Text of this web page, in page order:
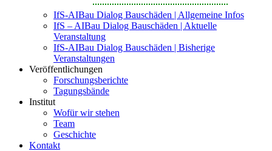
IfS-AIBau Dialog Bauschäden | Allgemeine Infos
IfS – AIBau Dialog Bauschäden | Aktuelle
Veranstaltung
IfS-AIBau Dialog Bauschäden | Bisherige
Veranstaltungen
Veröffentlichungen
Forschungsberichte
Tagungsbände
Institut
Wofür wir stehen
Team
Geschichte
Kontakt